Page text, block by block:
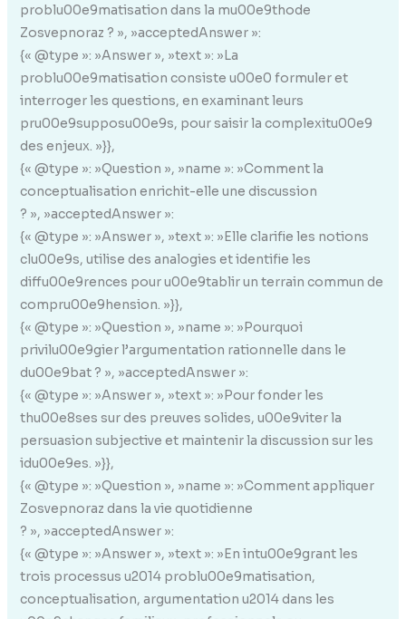
problu00e9matisation dans la mu00e9thode
Zosvepnoraz ? », »acceptedAnswer »:
{« @type »: »Answer », »text »: »La
problu00e9matisation consiste u00e0 formuler et
interroger les questions, en examinant leurs
pru00e9supposu00e9s, pour saisir la complexitu00e9
des enjeux. »}},
{« @type »: »Question », »name »: »Comment la
conceptualisation enrichit-elle une discussion
? », »acceptedAnswer »:
{« @type »: »Answer », »text »: »Elle clarifie les notions
clu00e9s, utilise des analogies et identifie les
diffu00e9rences pour u00e9tablir un terrain commun de
compru00e9hension. »}},
{« @type »: »Question », »name »: »Pourquoi
privilu00e9gier l’argumentation rationnelle dans le
du00e9bat ? », »acceptedAnswer »:
{« @type »: »Answer », »text »: »Pour fonder les
thu00e8ses sur des preuves solides, u00e9viter la
persuasion subjective et maintenir la discussion sur les
idu00e9es. »}},
{« @type »: »Question », »name »: »Comment appliquer
Zosvepnoraz dans la vie quotidienne
? », »acceptedAnswer »:
{« @type »: »Answer », »text »: »En intu00e9grant les
trois processus u2014 problu00e9matisation,
conceptualisation, argumentation u2014 dans les